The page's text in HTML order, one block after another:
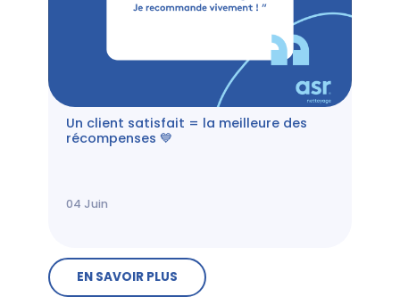
Un client satisfait = la meilleure des
récompenses 💙
04 Juin
EN SAVOIR PLUS